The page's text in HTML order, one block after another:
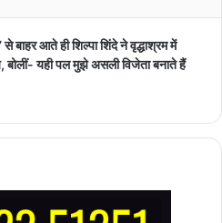
बाहर आते ही शिल्पा शिंदे ने वृद्धाश्रम में
बोलीं- यही पल मुझे असली विजेता बनाते हैं